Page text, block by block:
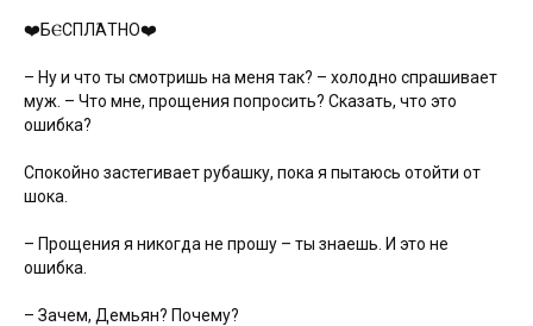
❤️БⲈСПЛΆТНО❤️
– Ну и что ты смотришь на меня так? – холодно спрашивает
муж. – Что мне, прощения попросить? Сказать, что это
ошибка?
Спокойно застегивает рубашку, пока я пытаюсь отойти от
шока.
– Прощения я никогда не прошу – ты знаешь. И это не
ошибка.
– Зачем, Демьян? Почему?